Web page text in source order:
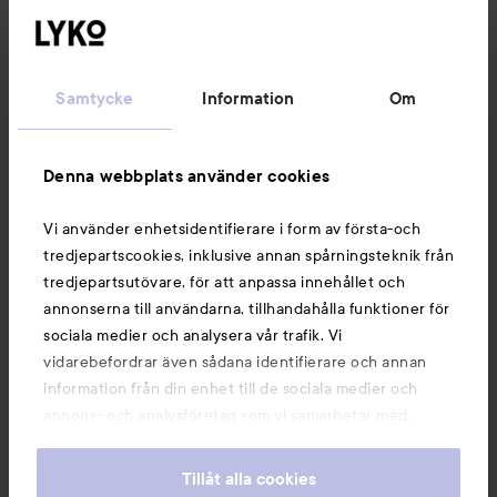
Samtycke Information Om
Denna webbplats använder cookies
Vi använder enhetsidentifierare i form av första-och
tredjepartscookies, inklusive annan spårningsteknik från
tredjepartsutövare, för att anpassa innehållet och
annonserna till användarna, tillhandahålla funktioner för
sociala medier och analysera vår trafik. Vi
vidarebefordrar även sådana identifierare och annan
information från din enhet till de sociala medier och
annons- och analysföretag som vi samarbetar med.
information som du har tillhandahållit eller som de har
Tillåt alla cookies
Du kanske också gillar